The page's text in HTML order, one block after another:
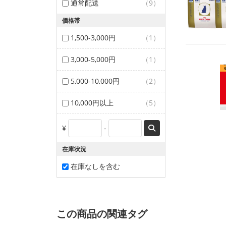
通常配送 （9）
価格帯
1,500-3,000円 （1）
3,000-5,000円 （1）
5,000-10,000円 （2）
10,000円以上 （5）
¥ -
在庫状況
在庫なしを含む
この商品の関連タグ